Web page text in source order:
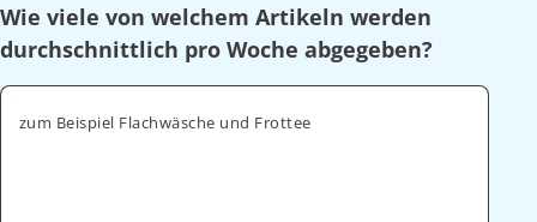
Wie viele von welchem Artikeln werden
durchschnittlich pro Woche abgegeben?
zum Beispiel Flachwäsche und Frottee